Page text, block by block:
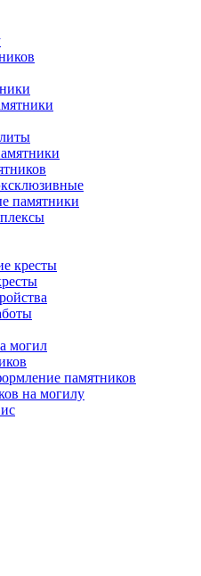
памятники
кресты
могил
памятников
на могилу